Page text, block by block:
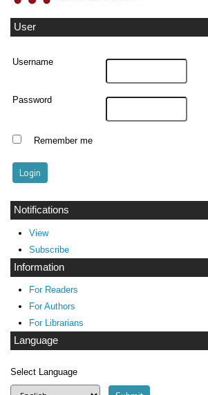
User
Username
Password
Remember me
Notifications
View
Subscribe
Information
For Readers
For Authors
For Librarians
Language
Select Language